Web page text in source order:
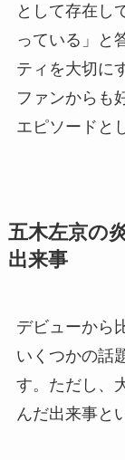
として存在し
っている」と
ティを大切に
ファンからも
エピソードと
五木左京の
出来事
デビューから
いくつかの話
す。ただし、
んだ出来事と